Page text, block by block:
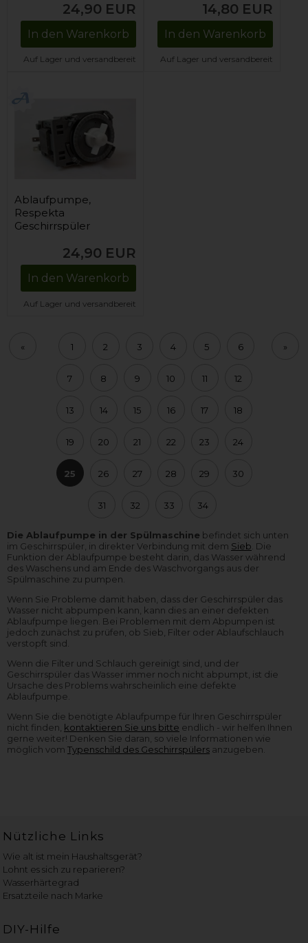
24,90 EUR
In den Warenkorb
Auf Lager und versandbereit
14,80 EUR
In den Warenkorb
Auf Lager und versandbereit
Ablaufpumpe,
Respekta
Geschirrspüler
24,90 EUR
In den Warenkorb
Auf Lager und versandbereit
« 1 2 3 4 5 6
7 8 9 10 11 12
13 14 15 16 17 18
19 20 21 22 23 24
25 26 27 28 29 30
31 32 33 34
»
Die Ablaufpumpe in der Spülmaschine befindet sich unten
im Geschirrspüler, in direkter Verbindung mit dem Sieb . Die
Funktion der Ablaufpumpe besteht darin, das Wasser während
des Waschens und am Ende des Waschvorgangs aus der
Spülmaschine zu pumpen.
Wenn Sie Probleme damit haben, dass der Geschirrspüler das
Wasser nicht abpumpen kann, kann dies an einer defekten
Ablaufpumpe liegen. Bei Problemen mit dem Abpumpen ist
jedoch zunächst zu prüfen, ob Sieb, Filter oder Ablaufschlauch
verstopft sind.
Wenn die Filter und Schlauch gereinigt sind, und der
Geschirrspüler das Wasser immer noch nicht abpumpt, ist die
Ursache des Problems wahrscheinlich eine defekte
Ablaufpumpe.
Wenn Sie die benötigte Ablaufpumpe für Ihren Geschirrspüler
nicht finden, kontaktieren Sie uns bitte endlich - wir helfen Ihnen
gerne weiter! Denken Sie daran, so viele Informationen wie
möglich vom Typenschild des Geschirrspülers anzugeben.
Nützliche Links
Wie alt ist mein Haushaltsgerät?
Lohnt es sich zu reparieren?
Wasserhärtegrad
Ersatzteile nach Marke
DIY-Hilfe